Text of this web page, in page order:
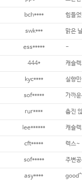
bch**** 힘들
swk*** 맑은
ess***** -
444* 캐슬
kyc**** 실향
sof***** 가까
rur**** 춥진
lee****** 캐슬
cft***** 렉스~
sof***** 주변
asy****